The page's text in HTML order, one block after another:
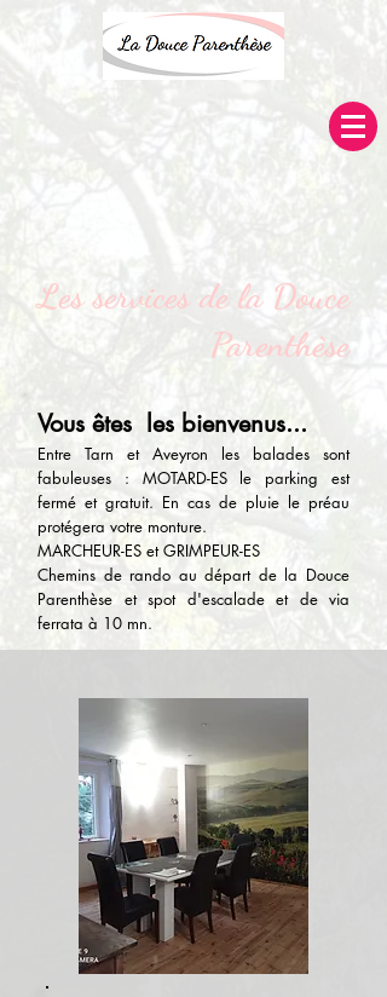
Les services de la Douce
Parenthèse
Vous êtes les bienvenus...
Entre Tarn et Aveyron les balades sont
fabuleuses : MOTARD-ES le parking est
fermé et gratuit. En cas de pluie le préau
protégera votre monture.
MARCHEUR-ES et GRIMPEUR-ES
Chemins de rando au départ de la Douce
Parenthèse et spot d'escalade et de via
ferrata à 10 mn.